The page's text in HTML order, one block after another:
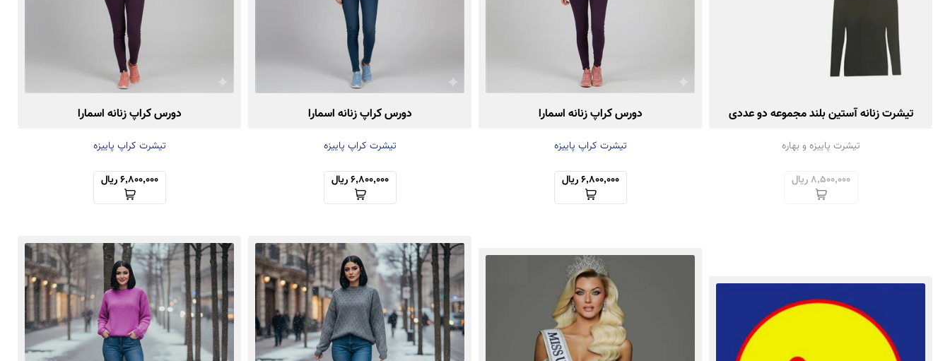
تیشرت زنانه آستین بلند مجموعه دو عددی
تیشرت پاییزه و بهاره
8,500,000 ریال
دورس کراپ زنانه اسمارا
تیشرت کراپ پاییزه
6,800,000 ریال
دورس کراپ زنانه اسمارا
تیشرت کراپ پاییزه
6,800,000 ریال
دورس کراپ زنانه اسمارا
تیشرت کراپ پاییزه
6,800,000 ریال